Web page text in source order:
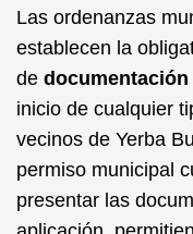
Las ordenanzas
establecen la
de
inicio de cualquier
vecinos de Yerba
permiso municipal
presentar las